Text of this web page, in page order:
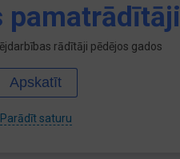
pamatrādītāji
rādītāji pēdējos gados
Apskatīt
Parādīt saturu